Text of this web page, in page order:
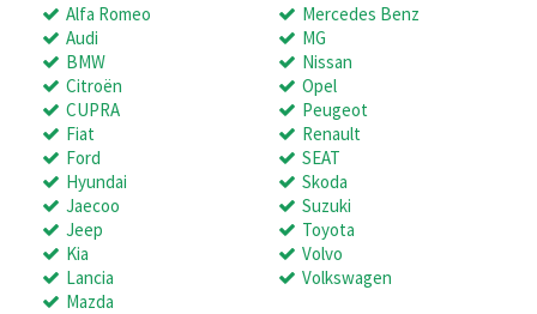
Alfa Romeo
Audi
BMW
Citroën
CUPRA
Fiat
Ford
Hyundai
Jaecoo
Jeep
Kia
Lancia
Mazda
Mercedes Benz
MG
Nissan
Opel
Peugeot
Renault
SEAT
Skoda
Suzuki
Toyota
Volvo
Volkswagen